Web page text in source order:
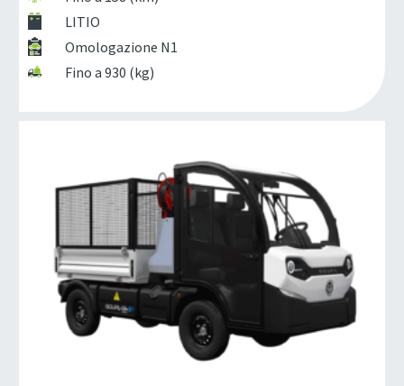
LITIO
Omologazione N1
Fino a 930 (kg)